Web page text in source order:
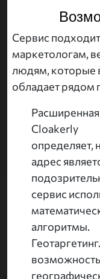
Сервис
маркетологам,
людям, которые
обладает рядом
Cloakerly
определяет,
адрес
сервис
алгоритмы.